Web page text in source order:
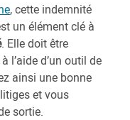
, cette indemnité
un élément clé à
. Elle doit être
l’aide d’un outil de
ainsi une bonne
et vous
sortie.